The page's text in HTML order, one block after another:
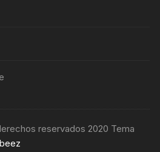
reservados 2020 Tema